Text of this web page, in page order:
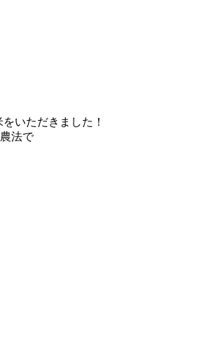
いただきました！
法で